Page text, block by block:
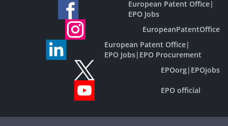
European Patent Office|
EPO Jobs
EuropeanPatentOffice
European Patent Office|
EPO Jobs| EPO Procurement
EPOorg| EPOjobs
EPO official